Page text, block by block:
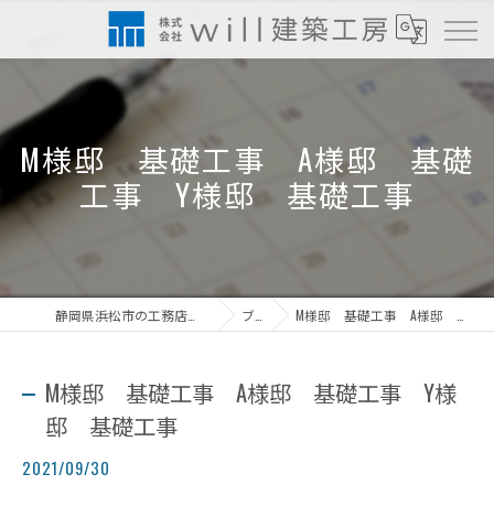
M様邸 基礎工事 A様邸 基礎
工事 Y様邸 基礎工事
ブログ M様邸 基礎工事 A様邸 基礎工事 Y様邸 基礎工事
M様邸 基礎工事 A様邸 基礎工事 Y様
邸 基礎工事
2021/09/30